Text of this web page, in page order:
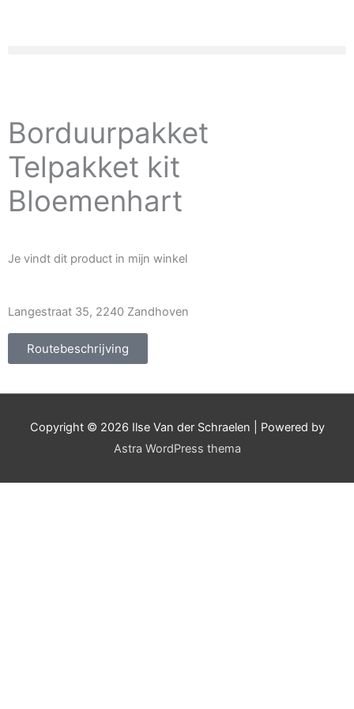
Borduurpakket
Telpakket kit
Bloemenhart
Je vindt dit product in mijn winkel
Langestraat 35, 2240 Zandhoven
Routebeschrijving
Copyright © 2026 Ilse Van der Schraelen | Powered by
Astra WordPress thema